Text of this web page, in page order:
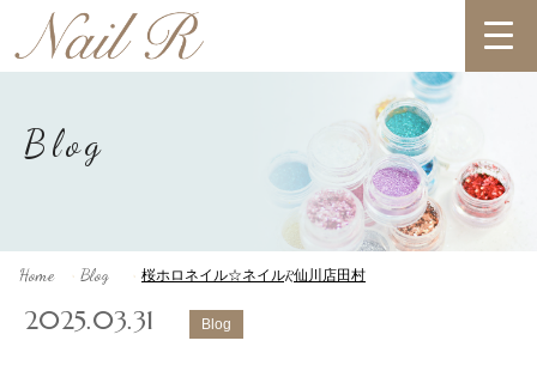
Blog
Home > Blog > 桜ホロネイル☆ネイルR仙川店田村
2025.03.31 Blog